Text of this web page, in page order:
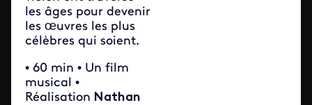
les âges pour devenir
les œuvres les plus
célèbres qui soient.
• 60 min • Un film
musical •
Réalisation Nathan